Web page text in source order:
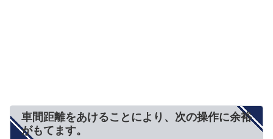
車間距離をあけることにより、次の操作に余裕
がもてます。